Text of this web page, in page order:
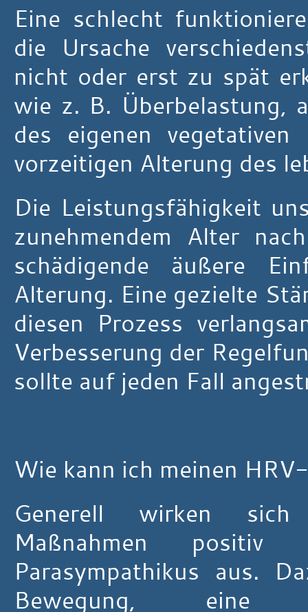
Eine schlecht
die Ursache
nicht oder erst zu spät
wie z. B. Überbelastung,
des eigenen
vorzeitigen Alterung des
Die Leistungsfähigkeit
zunehmendem Alter
schädigende äußere
Alterung. Eine gezielte
diesen Prozess
Verbesserung der
sollte auf jeden Fall
Wie kann ich meinen
Generell wirken sich
Maßnahmen
Parasympathikus aus.
Bewegung, eine